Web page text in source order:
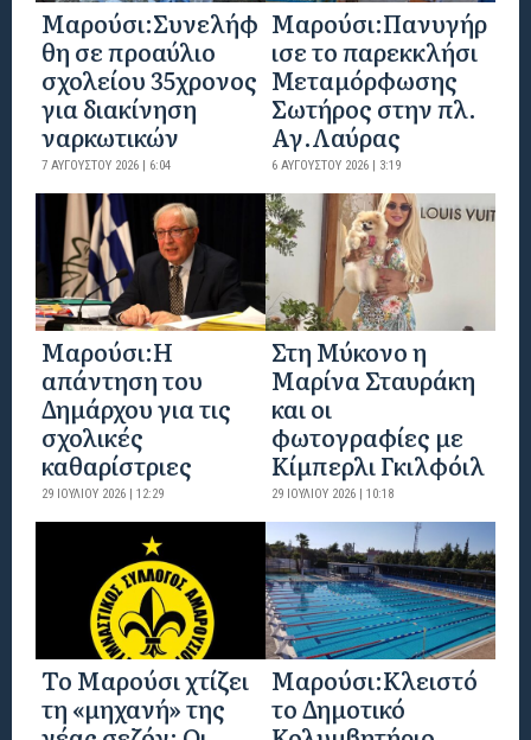
Μαρούσι:Συνελήφ
θη σε προαύλιο
σχολείου 35χρονος
για διακίνηση
ναρκωτικών
7 ΑΥΓΟΎΣΤΟΥ 2026 | 6:04
Μαρούσι:Πανυγήρ
ισε το παρεκκλήσι
Μεταμόρφωσης
Σωτήρος στην πλ.
Αγ.Λαύρας
6 ΑΥΓΟΎΣΤΟΥ 2026 | 3:19
Μαρούσι:Η
απάντηση του
Δημάρχου για τις
σχολικές
καθαρίστριες
29 ΙΟΥΛΊΟΥ 2026 | 12:29
Στη Μύκονο η
Μαρίνα Σταυράκη
και οι
φωτογραφίες με
Κίμπερλι Γκιλφόιλ
29 ΙΟΥΛΊΟΥ 2026 | 10:18
Το Μαρούσι χτίζει
τη «μηχανή» της
Μαρούσι:Κλειστό
το Δημοτικό